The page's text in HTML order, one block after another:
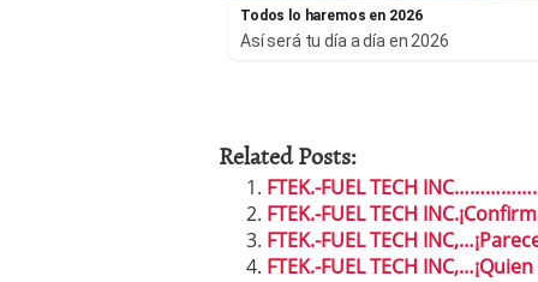
Todos lo haremos en 2026
Así será tu día a día en 2026
Related Posts:
FTEK.-FUEL TECH
FTEK.-FUEL TECH
FTEK.-FUEL TECH
FTEK.-FUEL TECH